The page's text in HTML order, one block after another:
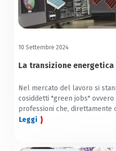
10 Settembre 2024
La transizione
Nel mercato del lavoro si
cosiddetti "green jobs"
professioni che, direttamente
contribuiscono alla
Leggi